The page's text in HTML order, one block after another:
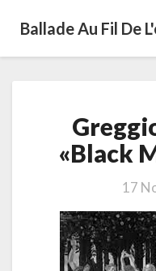
Ballade Au Fil De
«Black
17